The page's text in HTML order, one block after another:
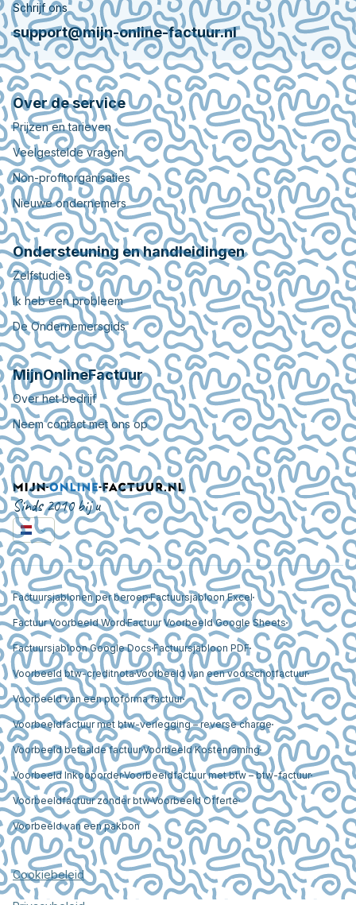
Schrijf ons
support@mijn-online-factuur.nl
Over de service
Prijzen en tarieven
Veelgestelde vragen
Non-profitorganisaties
Nieuwe ondernemers
Ondersteuning en handleidingen
Zelfstudies
Ik heb een probleem
De Ondernemersgids
MijnOnlineFactuur
Over het bedrijf
Neem contact met ons op
Sinds 2010 bij u
Factuursjablonen per beroepFactuursjabloon Excel
Factuur Voorbeeld WordFactuur Voorbeeld Google Sheets
Factuursjabloon Google Docs Factuursjabloon PDF
Voorbeeld btw-creditnotaVoorbeeld van een voorschotfactuur
Voorbeeld van een proforma factuur
Voorbeeldfactuur met btw-verlegging – reverse charge
Voorbeeld betaalde factuurVoorbeeld Kostenraming
Voorbeeld InkooporderVoorbeeldfactuur met btw – btw-factuur
Voorbeeldfactuur zonder btwVoorbeeld Offerte
Voorbeeld van een pakbon
Cookiebeleid